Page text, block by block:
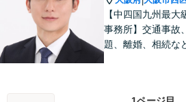
【中四国九州最大
事務所】交通事故
題、離婚、相続な